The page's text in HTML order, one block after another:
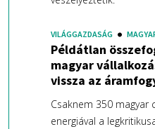
VILÁGGAZDASÁG
Példátlan
magyar
vissza az
Csaknem 350
energiával a